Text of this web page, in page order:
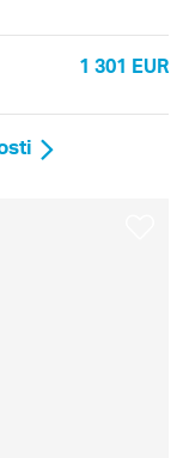
1 301 EUR